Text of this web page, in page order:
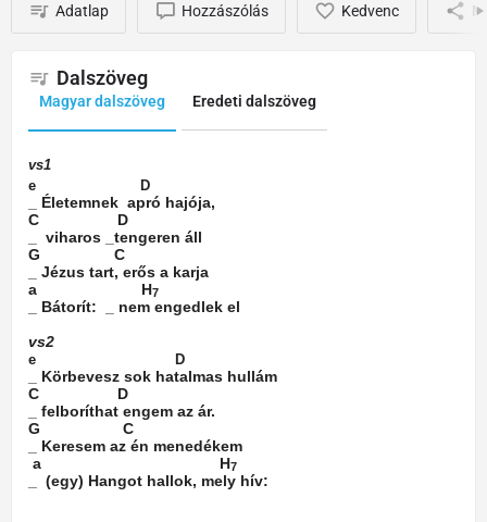
Adatlap Hozzászólás Kedvenc
Dalszöveg
Magyar dalszöveg Eredeti dalszöveg
vs1
e
D
_ Életemnek apró hajója,
C
D
viharos _tengeren áll
G
C
_ Jézus tart, erős a karja
a
H7
_ Bátorít:
_ nem engedlek el
vs2
e D
_ Körbevesz sok hatalmas hullám
C
D
_ felboríthat engem az ár.
G
C
_ Keresem az én menedékem
a
H7
(egy) Hangot hallok, mely hív: